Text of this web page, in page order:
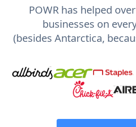
POWR has helped
businesses on
(besides Antarctica,